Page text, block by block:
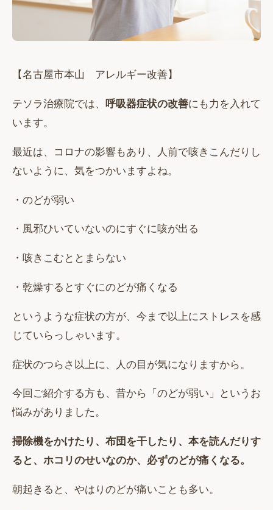
【名古屋市本山 アレルギー改善】
テソラ治療院では、 呼吸器症状の改善にも力を入れて
います。
最近は、コロナの影響もあり、人前で咳きこんだりし
ないように、気をつかいますよね。
・のどが弱い
・風邪ひいていないのにすぐに咳が出る
・咳きこむととまらない
・乾燥するとすぐにのどが痛くなる
というような症状の方が、今まで以上にストレスを感
じていらっしゃいます。
症状のつらさ以上に、人の目が気になりますから。
今回ご紹介する方も、昔から「のどが弱い」というお
悩みがありました。
掃除機をかけたり、布団を干したり、本を読んだりす
ると、ホコリのせいなのか、必ずのどが痛くなる。
朝起きると、やはりのどが痛いことも多い。